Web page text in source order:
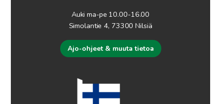
Auki ma-pe 10.00-16.00
Simolantie 4, 73300 Nilsiä
Ajo-ohjeet & muuta tietoa